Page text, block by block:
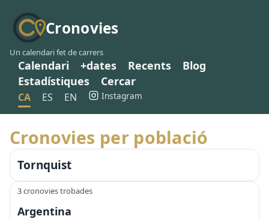
Cronovies
Un calendari fet de carrers
Calendari +dates Recents
Blog
Estadístiques
Cercar
CA ES EN Instagram
Cronovies per població
Tornquist
3 cronovies trobades
Argentina